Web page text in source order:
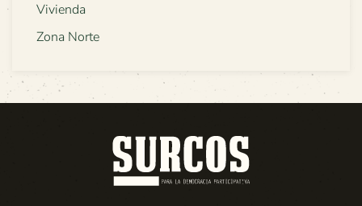
Vivienda
Zona Norte